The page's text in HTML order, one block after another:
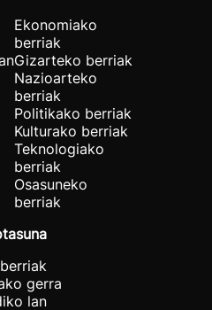
Ekonomiako
berriak
Gizarteko berriak
Nazioarteko
berriak
Politikako berriak
Kulturako berriak
Teknologiako
berriak
Osasuneko
berriak
gerra
lan